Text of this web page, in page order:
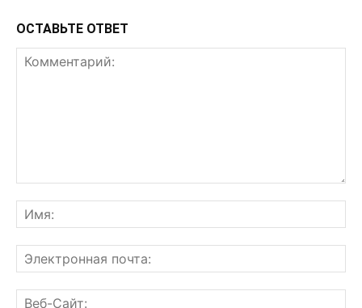
ОСТАВЬТЕ ОТВЕТ